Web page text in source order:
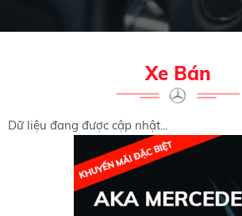
Xe Bán
Dữ liệu đang được cập nhật...